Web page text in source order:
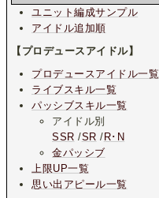
ユニット編成サンプル
アイドル追加順
【プロデュースアイドル】
プロデュースアイドル一覧
ライブスキル一覧
パッシブスキル一覧
アイドル別
SSR /SR / R･N
金パッシブ
上限UP一覧
思い出アピール一覧